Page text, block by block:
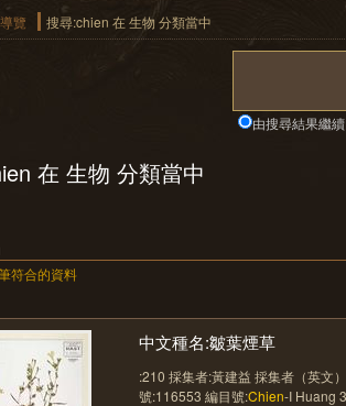
覽 搜尋:chien 在 生物 分類當中
由搜尋結果繼續
在 生物 分類當中
符合的資料
中文種名:皺葉煙草
:210 採集者:黃建益 採集者（英文
號:116553 編目號:Chien-I Huang